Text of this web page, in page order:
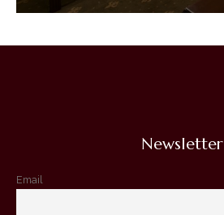
VEZI DETALII
Newsletter
Email